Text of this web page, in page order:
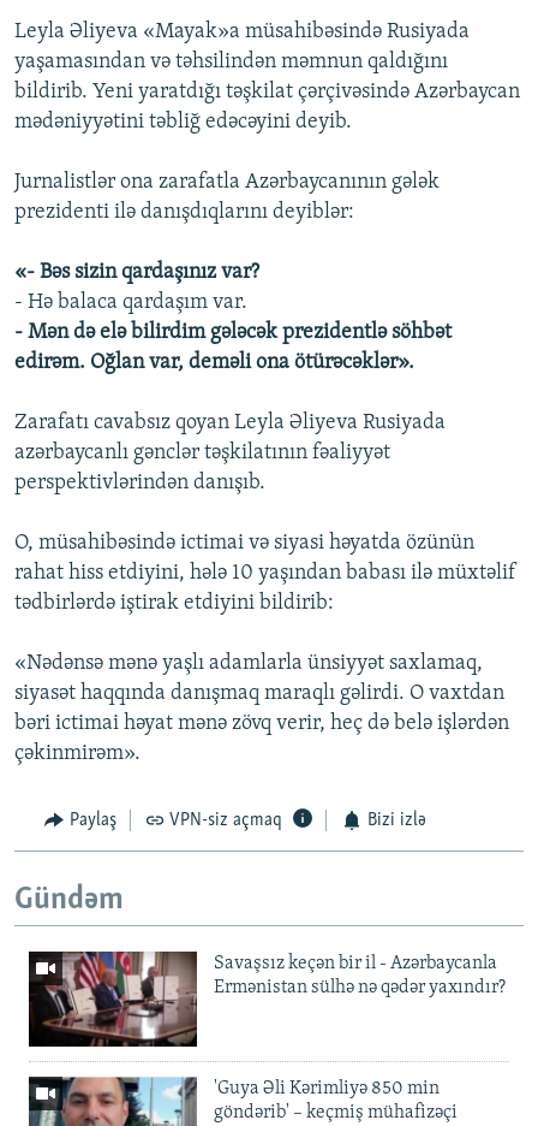
Leyla Əliyeva «Mayak»a müsahibəsində Rusiyada
yaşamasından və təhsilindən məmnun qaldığını
bildirib. Yeni yaratdığı təşkilat çərçivəsində Azərbaycan
mədəniyyətini təbliğ edəcəyini deyib.
Jurnalistlər ona zarafatla Azərbaycanının gələk
prezidenti ilə danışdıqlarını deyiblər:
«- Bəs sizin qardaşınız var?
- Hə balaca qardaşım var.
- Mən də elə bilirdim gələcək prezidentlə söhbət
edirəm. Oğlan var, deməli ona ötürəcəklər».
Zarafatı cavabsız qoyan Leyla Əliyeva Rusiyada
azərbaycanlı gənclər təşkilatının fəaliyyət
perspektivlərindən danışıb.
O, müsahibəsində ictimai və siyasi həyatda özünün
rahat hiss etdiyini, hələ 10 yaşından babası ilə müxtəlif
tədbirlərdə iştirak etdiyini bildirib:
«Nədənsə mənə yaşlı adamlarla ünsiyyət saxlamaq,
siyasət haqqında danışmaq maraqlı gəlirdi. O vaxtdan
bəri ictimai həyat mənə zövq verir, heç də belə işlərdən
çəkinmirəm».
Paylaş VPN-siz açmaq Bizi izlə
Gündəm
Savaşsız keçən bir il - Azərbaycanla
Ermənistan sülhə nə qədər yaxındır?
'Guya Əli Kərimliyə 850 min
göndərib' – keçmiş mühafizəçi